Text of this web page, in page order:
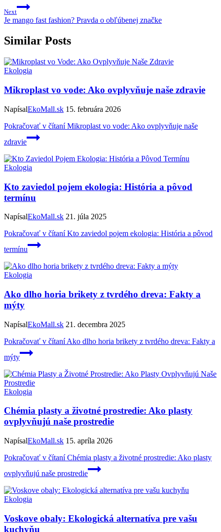
Next
Je mango fast fashion? Pravda o obľúbenej značke
Similar Posts
Ekologia
Mikroplast vo vode: Ako ovplyvňuje naše zdravie
NapísalEkoMall.sk 15. februára 2026
Pokračovať v čítaníMikroplast vo vode: Ako ovplyvňuje naše
zdravie
Ekologia
Kto zaviedol pojem ekologia: História a pôvod
termínu
NapísalEkoMall.sk 21. júla 2025
Pokračovať v čítaníKto zaviedol pojem ekologia: História a pôvod
termínu
Ekologia
Ako dlho horia brikety z tvrdého dreva: Fakty a
mýty
NapísalEkoMall.sk 21. decembra 2025
Pokračovať v čítaníAko dlho horia brikety z tvrdého dreva: Fakty a
mýty
Ekologia
Chémia plasty a životné prostredie: Ako plasty
ovplyvňujú naše prostredie
NapísalEkoMall.sk 15. apríla 2026
Pokračovať v čítaníChémia plasty a životné prostredie: Ako plasty
ovplyvňujú naše prostredie
Ekologia
Voskove obaly: Ekologická alternatíva pre vašu
kuchyňu